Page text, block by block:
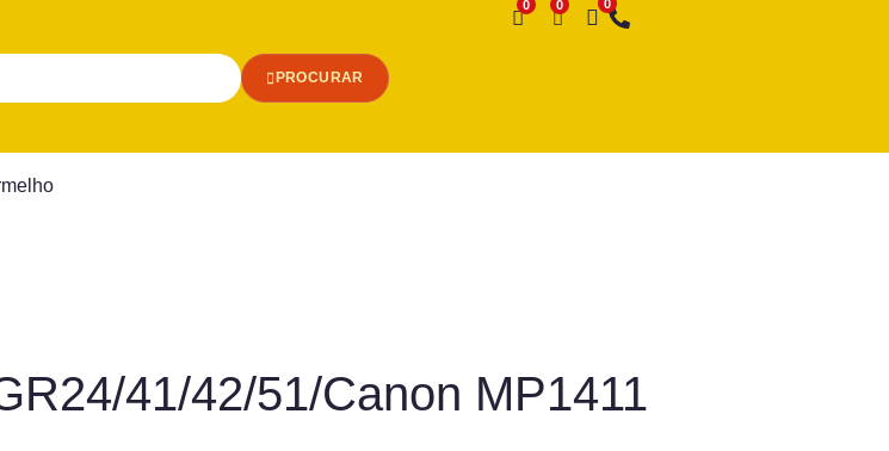
PROCURAR
Desejo
41/42/51/Canon MP1411